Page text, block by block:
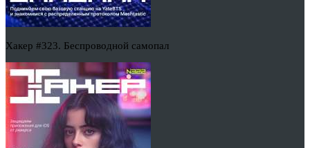
Хакер #323. Беспроводной самопал